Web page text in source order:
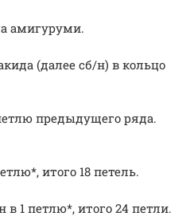
амигуруми.
(далее сб/н) в кольцо
предыдущего ряда.
итого 18 петель.
в 1 петлю*, итого 24 петли.